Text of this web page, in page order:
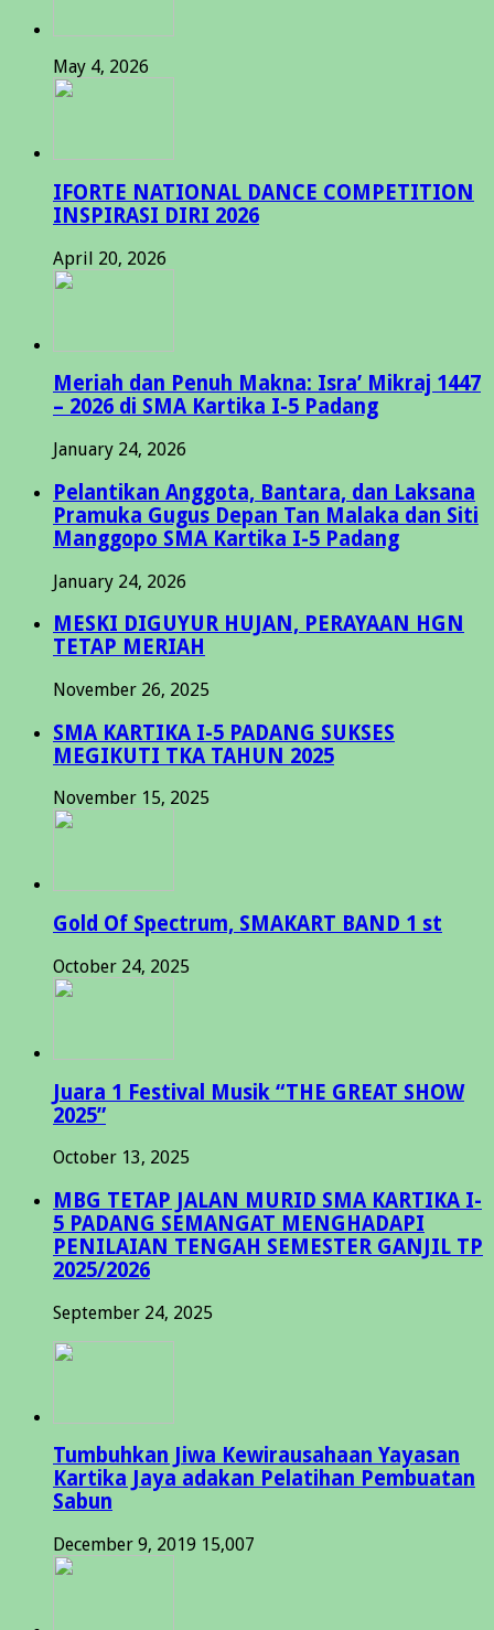
May 4, 2026
IFORTE NATIONAL DANCE COMPETITION
INSPIRASI DIRI 2026
April 20, 2026
Meriah dan Penuh Makna: Isra’ Mikraj 1447
– 2026 di SMA Kartika I-5 Padang
January 24, 2026
Pelantikan Anggota, Bantara, dan Laksana
Pramuka Gugus Depan Tan Malaka dan Siti
Manggopo SMA Kartika I-5 Padang
January 24, 2026
MESKI DIGUYUR HUJAN, PERAYAAN HGN
TETAP MERIAH
November 26, 2025
SMA KARTIKA I-5 PADANG SUKSES
MEGIKUTI TKA TAHUN 2025
November 15, 2025
Gold Of Spectrum, SMAKART BAND 1 st
October 24, 2025
Juara 1 Festival Musik “THE GREAT SHOW
2025”
October 13, 2025
MBG TETAP JALAN MURID SMA KARTIKA I-
5 PADANG SEMANGAT MENGHADAPI
PENILAIAN TENGAH SEMESTER GANJIL TP
2025/2026
September 24, 2025
Tumbuhkan Jiwa Kewirausahaan Yayasan
Kartika Jaya adakan Pelatihan Pembuatan
Sabun
December 9, 2019 15,007